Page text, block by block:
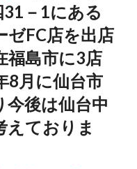
－1にある
ゼFC店を出店
福島市に3店
8月に仙台市
今後は仙台中
えておりま